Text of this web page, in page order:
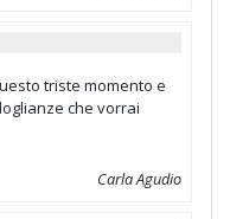
triste momento e
che vorrai
Carla Agudio